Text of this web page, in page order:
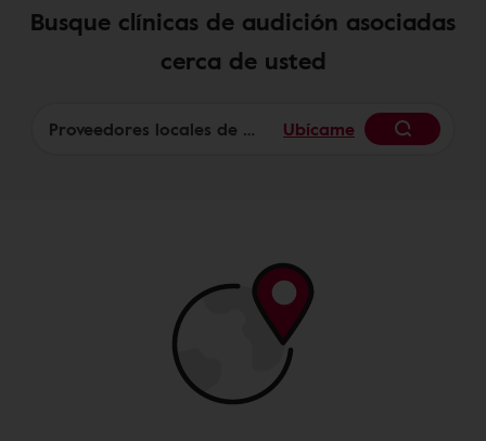
Busque clínicas de audición asociadas
cerca de usted
Ubícame